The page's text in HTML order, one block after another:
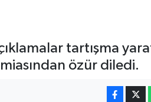
tartışma
özür diledi.